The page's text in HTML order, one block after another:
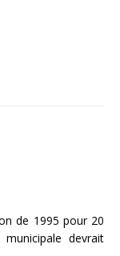
de 1995 pour 20
devrait